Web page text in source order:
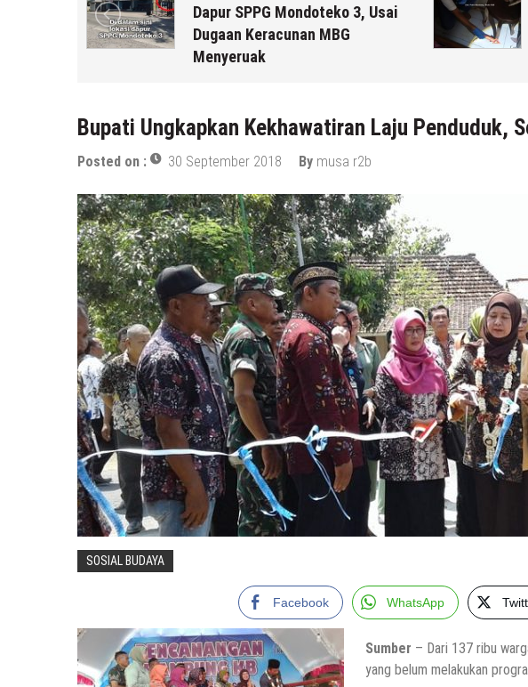
Dapur SPPG Mondoteko 3, Usai
Dugaan Keracunan MBG
Menyeruak
Bupati Ungkapkan Kekhawatiran Laju Penduduk,
Posted on : 30 September 2018 By musa r2b
SOSIAL BUDAYA
Facebook WhatsApp
Sumber – Dari 137 ribu
yang belum melakukan